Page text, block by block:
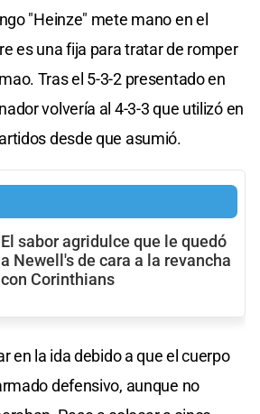
"Heinze" mete mano en el
es una fija para tratar de romper
Tras el 5-3-2 presentado en
volvería al 4-3-3 que utilizó en
desde que asumió.
El sabor agridulce que le quedó
a Newell's de cara a la revancha
con Corinthians
en la ida debido a que el cuerpo
defensivo, aunque no